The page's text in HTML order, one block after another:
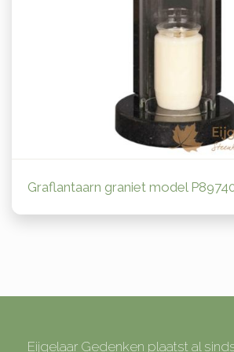
Graflantaarn graniet model
Eijgelaar Gedenken plaatst al